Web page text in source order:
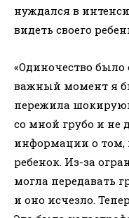
нуждался в
видеть своего
«Одиночество
важный момент я
пережила
со мной грубо и не
информации о том,
ребенок. Из-за
могла передавать
и оно исчезло.